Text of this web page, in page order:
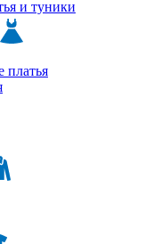
и туники
платья